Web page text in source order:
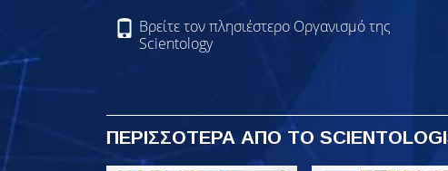
Βρείτε τον πλησιέστερο Οργανισμό της
Scientology
ΠΕΡΙΣΣΟΤΕΡΑ ΑΠΟ ΤΟ